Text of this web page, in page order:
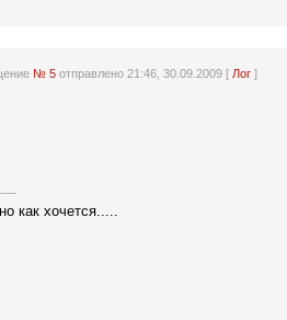
№ 5отправлено 21:46, 30.09.2009 [ Лог]
как хочется.....